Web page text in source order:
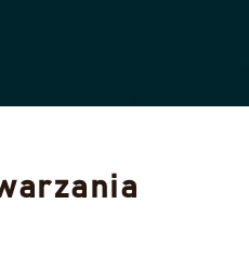
gładką strukturę i